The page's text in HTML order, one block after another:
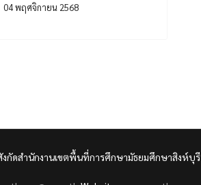
04 พฤศจิกายน 2568
งกัดสำนักงานเขตพื้นที่การศึกษามัธยมศึกษาสิงห์บุรี